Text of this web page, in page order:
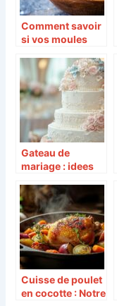
Comment savoir
si vos moules
consommation
Gateau de
mariage : idees
avec des fleurs
fraiches selon
votre theme de
mariage
Cuisse de poulet
en cocotte : Notre